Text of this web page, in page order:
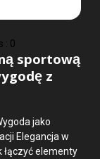
: 0
sportową
z
jako
Elegancja w
elementy